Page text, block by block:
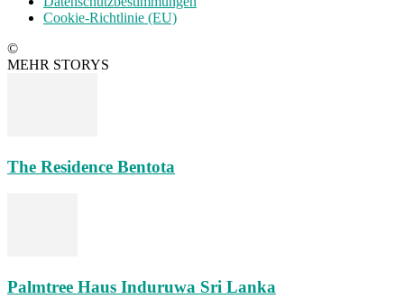
Cookie-Richtlinie (EU)
©
MEHR STORYS
The Residence Bentota
Palmtree Haus Induruwa Sri Lanka